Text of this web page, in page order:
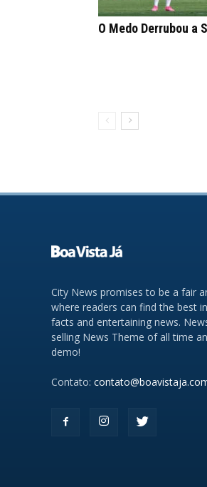
O Medo Derrubou a
City News promises to be a fair
where readers can find the best
facts and entertaining news.
selling News Theme of all time
demo!
Contato: